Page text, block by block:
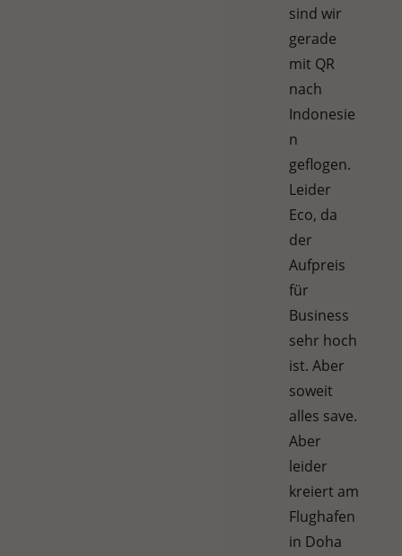
sind wir
gerade
mit QR
nach
Indonesie
n
geflogen.
Leider
Eco, da
der
Aufpreis
für
Business
sehr hoch
ist. Aber
soweit
alles save.
Aber
leider
kreiert am
Flughafen
in Doha